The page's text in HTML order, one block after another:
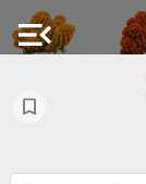
menu_open